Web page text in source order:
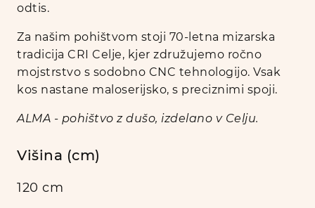
odtis.
Za našim pohištvom stoji 70-letna mizarska
tradicija CRI Celje, kjer združujemo ročno
mojstrstvo s sodobno CNC tehnologijo. Vsak
kos nastane maloserijsko, s preciznimi spoji.
ALMA - pohištvo z dušo, izdelano v Celju.
Višina (cm)
120 cm